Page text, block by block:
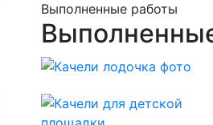
Выполненные работы